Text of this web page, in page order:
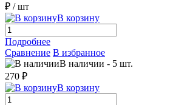
₽ / шт
В корзину
Подробнее
Сравнение В избранное
В наличии - 5 шт.
270 ₽
В корзину